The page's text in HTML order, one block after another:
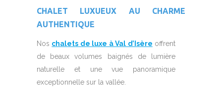
CHALET LUXUEUX AU CHARME
AUTHENTIQUE
Nos chalets de luxe à Val d’Isère offrent
de beaux volumes baignés de lumière
naturelle et une vue panoramique
exceptionnelle sur la vallée.